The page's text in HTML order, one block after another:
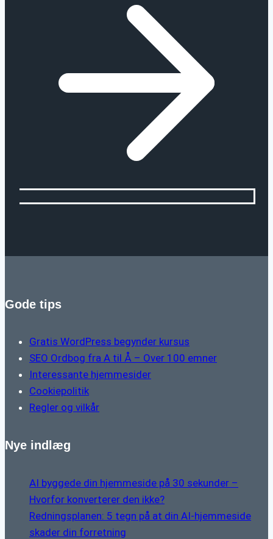
Gode tips
Gratis WordPress begynder kursus
SEO Ordbog fra A til Å – Over 100 emner
Interessante hjemmesider
Cookiepolitik
Regler og vilkår
Nye indlæg
AI byggede din hjemmeside på 30 sekunder –
Hvorfor konverterer den ikke?
Redningsplanen: 5 tegn på at din AI-hjemmeside
skader din forretning